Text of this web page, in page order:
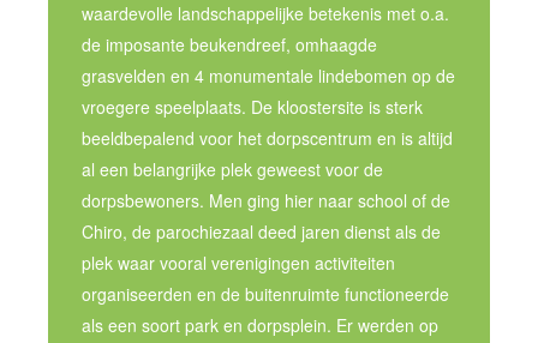
waardevolle landschappelijke betekenis met o.a.
de imposante beukendreef, omhaagde
grasvelden en 4 monumentale lindebomen op de
vroegere speelplaats. De kloostersite is sterk
beeldbepalend voor het dorpscentrum en is altijd
al een belangrijke plek geweest voor de
dorpsbewoners. Men ging hier naar school of de
Chiro, de parochiezaal deed jaren dienst als de
plek waar vooral verenigingen activiteiten
organiseerden en de buitenruimte functioneerde
als een soort park en dorpsplein. Er werden op